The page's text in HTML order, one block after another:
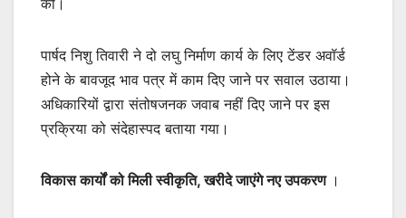
पार्षद निशु तिवारी ने दो लघु निर्माण कार्य के लिए टेंडर अवॉर्ड
होने के बावजूद भाव पत्र में काम दिए जाने पर सवाल उठाया।
अधिकारियों द्वारा संतोषजनक जवाब नहीं दिए जाने पर इस
प्रक्रिया को संदेहास्पद बताया गया।
विकास कार्यों को मिली स्वीकृति, खरीदे जाएंगे नए उपकरण ।